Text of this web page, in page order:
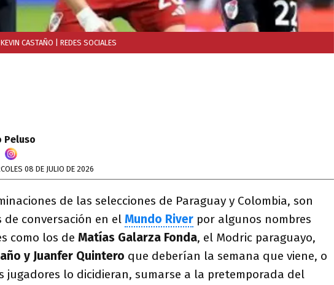
CASTAÑO | REDES SOCIALES
Peluso
08 DE JULIO DE 2026
de las selecciones de Paraguay y Colombia, son
de conversación en el Mundo River por algunos nombres
como los de Matías Galarza Fonda, el Modric paraguayo,
y Juanfer Quintero que deberían la semana que viene, o
jugadores lo dicidieran, sumarse a la pretemporada del